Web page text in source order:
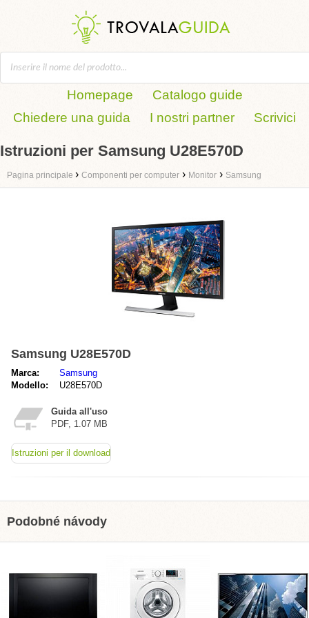
Homepage
Catalogo guide
Chiedere una guida
I nostri partner Scrivici
Istruzioni per Samsung U28E570D
Pagina principale › Componenti per computer › Monitor › Samsung
Samsung U28E570D
Marca:
Samsung
Modello:
U28E570D
Guida all'uso
PDF, 1.07 MB
Istruzioni per il download
Podobné návody